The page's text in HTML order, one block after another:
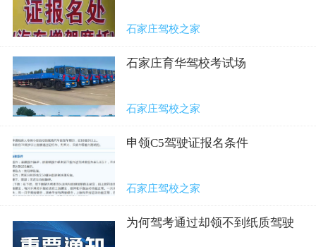
石家庄驾校之家
石家庄育华驾校考试场
石家庄驾校之家
申领C5驾驶证报名条件
石家庄驾校之家
为何驾考通过却领不到纸质驾驶